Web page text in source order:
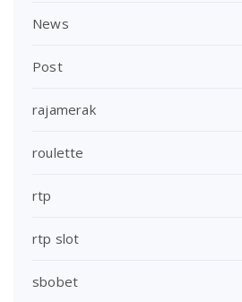
News
Post
rajamerak
roulette
rtp
rtp slot
sbobet